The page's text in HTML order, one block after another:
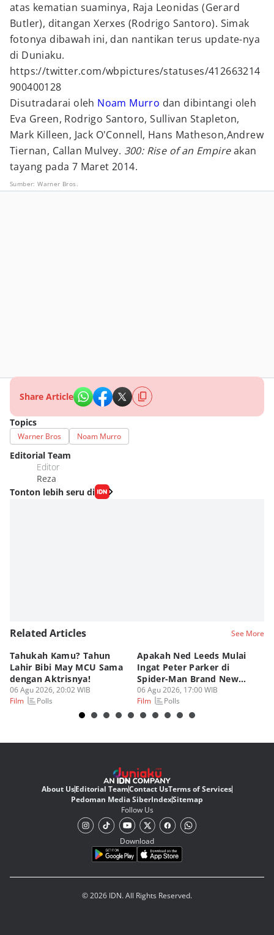
atas kematian suaminya, Raja Leonidas (Gerard
Butler), ditangan Xerxes (Rodrigo Santoro). Simak
fotonya dibawah ini, dan nantikan terus update-nya
di Duniaku.
https://twitter.com/wbpictures/statuses/412663214
900400128
Disutradarai oleh Noam Murro dan dibintangi oleh
Eva Green, Rodrigo Santoro, Sullivan Stapleton,
Mark Killeen, Jack O'Connell, Hans Matheson,Andrew
Tiernan, Callan Mulvey. 300: Rise of an Empireakan
tayang pada 7 Maret 2014.
Sumber:Warner Bros.
Share Article
Topics
Warner Bros Noam Murro
Editorial Team
Editor
Reza
Tonton lebih seru di
Related Articles See More
Tahukah Kamu? Tahun
Lahir Bibi May MCU Sama
dengan Aktrisnya!
06 Agu 2026, 20:02 WIB
Film
Polls
Apakah Ned Leeds Mulai
Ingat Peter Parker di
Spider-Man Brand New
Day?
06 Agu 2026, 17:00 WIB
Film
Polls
About UsEditorial TeamContact UsTerms of Services
Pedoman Media SiberIndexSitemap
Follow Us
Download
© 2026 IDN. All Rights Reserved.